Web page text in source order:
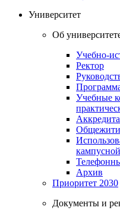
Университет
Об
Учебно-
Ректор
Учебные
Архив
Приоритет 2030
Документы и